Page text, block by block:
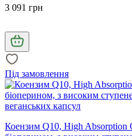
3 091 грн
Під замовлення
Коензим Q10, High Absorption